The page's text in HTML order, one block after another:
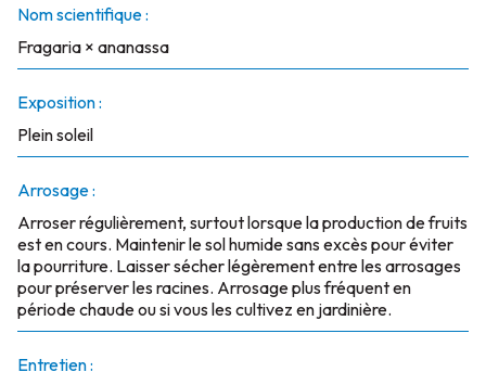
Nom scientifique :
Fragaria × ananassa
Exposition :
Plein soleil
Arrosage :
Arroser régulièrement, surtout lorsque la production de fruits
est en cours. Maintenir le sol humide sans excès pour éviter
la pourriture. Laisser sécher légèrement entre les arrosages
pour préserver les racines. Arrosage plus fréquent en
période chaude ou si vous les cultivez en jardinière.
Entretien :